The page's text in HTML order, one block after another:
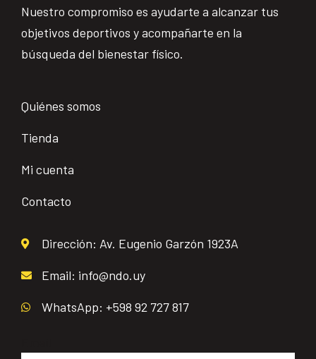
Nuestro compromiso es ayudarte a alcanzar tus
objetivos deportivos y acompañarte en la
búsqueda del bienestar físico.
Quiénes somos
Tienda
Mi cuenta
Contacto
Dirección: Av. Eugenio Garzón 1923A
Email: info@ndo.uy
WhatsApp: +598 92 727 817